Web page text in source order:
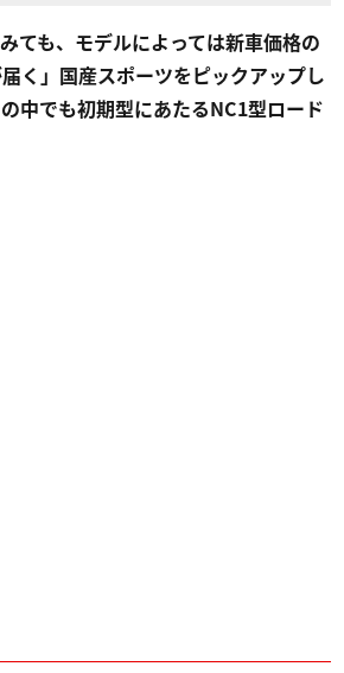
ても、モデルによっては新車価格の
く」国産スポーツをピックアップし
中でも初期型にあたるNC1型ロード